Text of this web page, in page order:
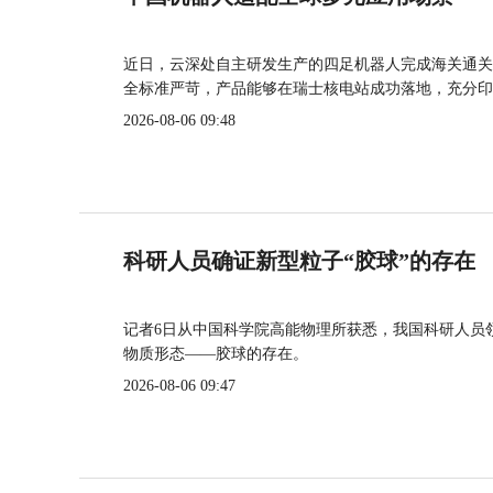
近日，云深处自主研发生产的四足机器人完成海关通
全标准严苛，产品能够在瑞士核电站成功落地，充分
2026-08-06 09:48
科研人员确证新型粒子“胶球”的存在
记者6日从中国科学院高能物理所获悉，我国科研人
物质形态——胶球的存在。
2026-08-06 09:47